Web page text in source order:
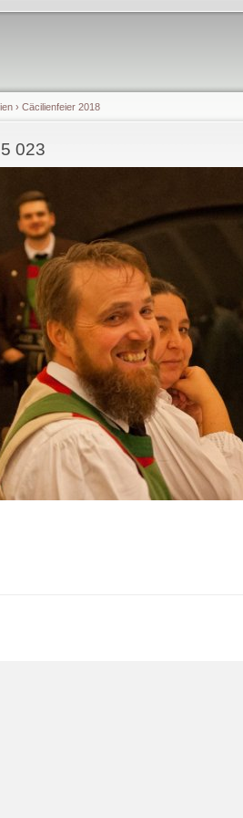
› Cäcilienfeier 2018
023